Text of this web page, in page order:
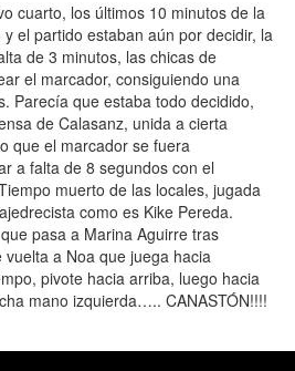
cuarto, los últimos 10 minutos de la
el partido estaban aún por decidir, la
de 3 minutos, las chicas de
el marcador, consiguiendo una
Parecía que estaba todo decidido,
de Calasanz, unida a cierta
que el marcador se fuera
a falta de 8 segundos con el
muerto de las locales, jugada
como es Kike Pereda.
pasa a Marina Aguirre tras
a Noa que juega hacia
pivote hacia arriba, luego hacia
mano izquierda….. CANASTÓN!!!!